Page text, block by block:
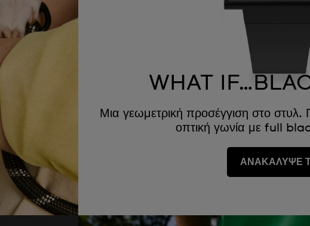
WHAT
Μια γεωμετρική προσέγγιση στο
οπτική γωνία με full
ΑΝΑΚΑΛΥΨΕ